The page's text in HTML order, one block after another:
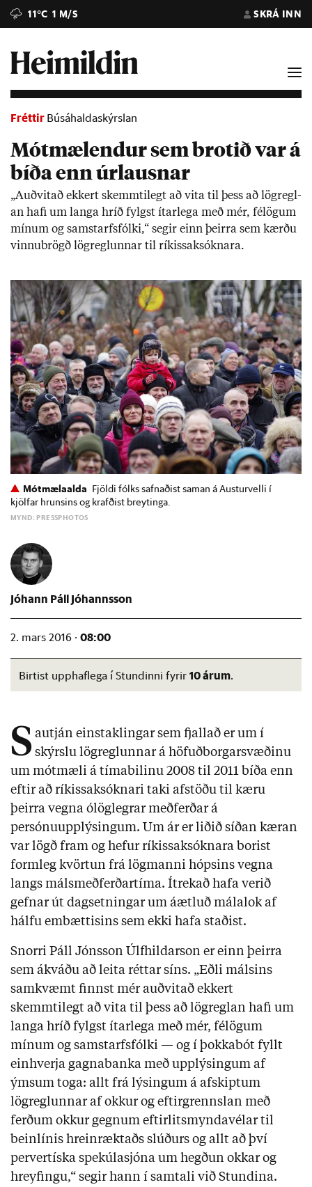
11°C 1 M/S SKRÁ INN
Fréttir Búsáhaldaskýrslan
Mótmælendur sem brotið var á
bíða enn úrlausnar
„Auð­vit­að ekk­ert skemmti­legt að vita til þess að lög­regl­
an hafi um langa hríð fylgst ít­ar­lega með mér, fé­lög­um
mín­um og sam­starfs­fólki,“ seg­ir einn þeirra sem kærðu
vinnu­brögð lög­regl­unn­ar til rík­is­sak­sókn­ara.
Mótmælaalda Fjöldi fólks safnaðist saman á Austurvelli í
kjölfar hrunsins og krafðist breytinga.
MYND: PRESSPHOTOS
Jóhann Páll Jóhannsson
2. mars 2016 · 08:00
Birtist upphaflega í Stundinni fyrir 10 árum.
S autján einstaklingar sem fjallað er um í
skýrslu lögreglunnar á höfuðborgarsvæðinu
um mótmæli á tímabilinu 2008 til 2011 bíða enn
eftir að ríkissaksóknari taki afstöðu til kæru
þeirra vegna ólöglegrar meðferðar á
persónuupplýsingum. Um ár er liðið síðan kæran
var lögð fram og hefur ríkissaksóknara borist
formleg kvörtun frá lögmanni hópsins vegna
langs málsmeðferðartíma. Ítrekað hafa verið
gefnar út dagsetningar um áætluð málalok af
hálfu embættisins sem ekki hafa staðist.
Snorri Páll Jónsson Úlfhildarson er einn þeirra
sem ákváðu að leita réttar síns. „Eðli málsins
samkvæmt finnst mér auðvitað ekkert
skemmtilegt að vita til þess að lögreglan hafi um
langa hríð fylgst ítarlega með mér, félögum
mínum og samstarfsfólki — og í þokkabót fyllt
einhverja gagnabanka með upplýsingum af
ýmsum toga: allt frá lýsingum á afskiptum
lögreglunnar af okkur og eftirgrennslan með
ferðum okkur gegnum eftirlitsmyndavélar til
beinlínis hreinræktaðs slúðurs og allt að því
pervertíska spekúlasjóna um hegðun okkar og
hreyfingu,“ segir hann í samtali við Stundina.